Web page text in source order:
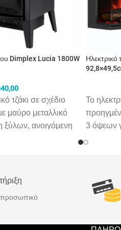
Dimplex Lucia 1800W
τζάκι σε σχέδιο
μαύρο μεταλλικό
ξύλων, ανοιγόμενη
τεχνολογίας
κούτσουρα
που τρεμοπαίζει,
την παραδοσιακή
Ηλεκτρικό
Το
3 όψεων
κάποια
3
και
προσωπικό